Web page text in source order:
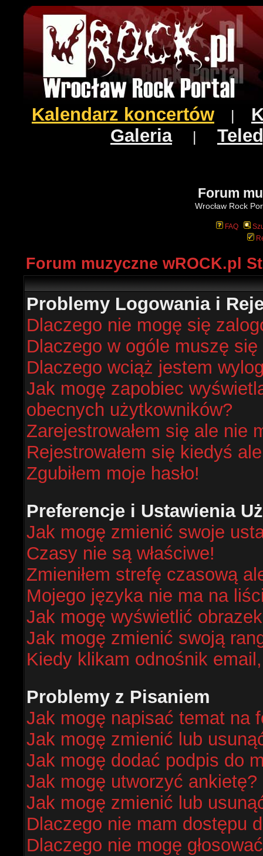
Kalendarz koncertów
Galeria|
Forum
Wrocław Rock
FAQ
Forum muzyczne wROCK.pl
Problemy Logowania i
Dlaczego nie mogę się
Dlaczego w ogóle muszę
Dlaczego wciąż jestem
Jak mogę zapobiec
obecnych użytkowników?
Zarejestrowałem się ale nie
Rejestrowałem się kiedyś
Zgubiłem moje hasło!
Preferencje i Ustawienia
Jak mogę zmienić swoje
Czasy nie są właściwe!
Zmieniłem strefę czasową
Mojego języka nie ma na
Jak mogę wyświetlić
Jak mogę zmienić swoją
Kiedy klikam odnośnik
Problemy z Pisaniem
Jak mogę napisać temat na
Jak mogę zmienić lub
Jak mogę dodać podpis do
Jak mogę utworzyć ankietę?
Jak mogę zmienić lub
Dlaczego nie mam dostępu
Dlaczego nie mogę